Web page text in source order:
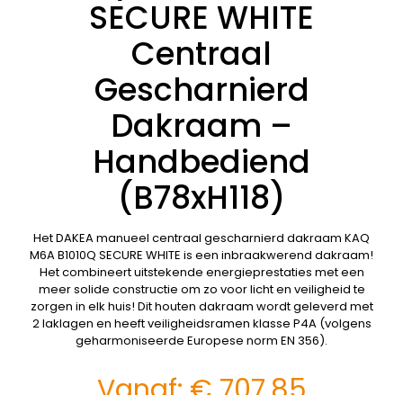
SECURE WHITE
Centraal
Gescharnierd
Dakraam –
Handbediend
(B78xH118)
Het DAKEA manueel centraal gescharnierd dakraam KAQ
M6A B1010Q SECURE WHITE is een inbraakwerend dakraam!
Het combineert uitstekende energieprestaties met een
meer solide constructie om zo voor licht en veiligheid te
zorgen in elk huis! Dit houten dakraam wordt geleverd met
2 laklagen en heeft veiligheidsramen klasse P4A (volgens
geharmoniseerde Europese norm EN 356).